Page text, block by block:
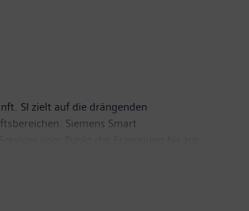
SI zielt auf die drängenden
Siemens Smart
Gesellschaft, sich